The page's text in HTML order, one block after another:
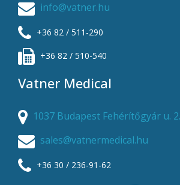
info@vatner.hu
+36 82 / 511-290
+36 82 / 510-540
Vatner Medical
1037 Budapest Fehérítőgyár u. 2.
sales@vatnermedical.hu
+36 30 / 236-91-62